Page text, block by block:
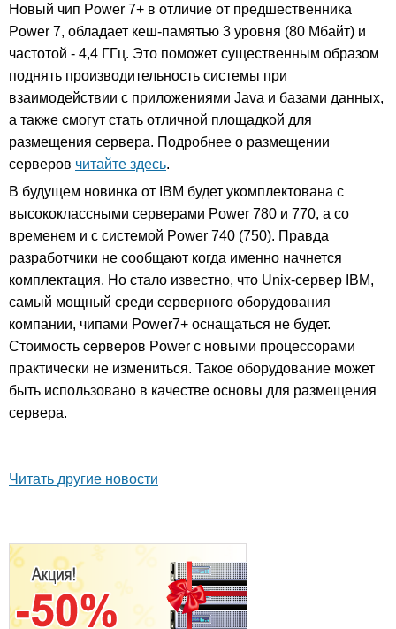
Новый чип Power 7+ в отличие от предшественника
Power 7, обладает кеш-памятью 3 уровня (80 Мбайт) и
частотой - 4,4 ГГц. Это поможет существенным образом
поднять производительность системы при
взаимодействии с приложениями Java и базами данных,
а также смогут стать отличной площадкой для
размещения сервера. Подробнее о размещении
серверов читайте здесь.
В будущем новинка от IBM будет укомплектована с
высококлассными серверами Power 780 и 770, а со
временем и с системой Power 740 (750). Правда
разработчики не сообщают когда именно начнется
комплектация. Но стало известно, что Unix-сервер IBM,
самый мощный среди серверного оборудования
компании, чипами Power7+ оснащаться не будет.
Стоимость серверов Power с новыми процессорами
практически не измениться. Такое оборудование может
быть использовано в качестве основы для размещения
сервера.
Читать другие новости